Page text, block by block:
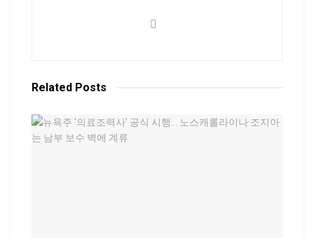
Related Posts